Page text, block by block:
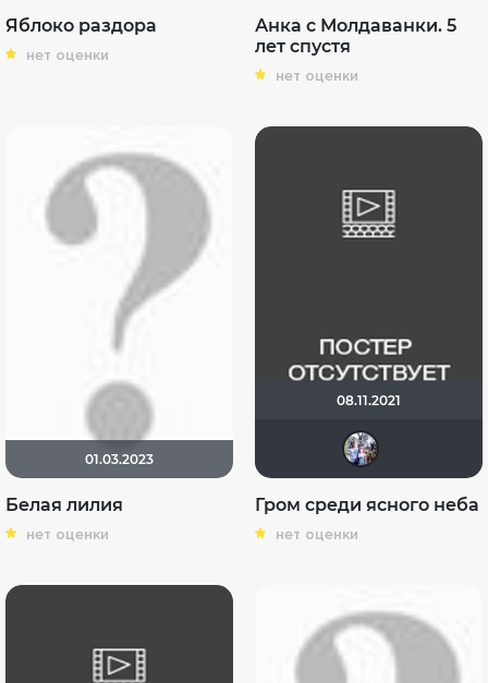
Яблоко раздора
нет оценки
Анка с Молдаванки. 5
лет спустя
нет оценки
01.03.2023
Белая лилия
нет оценки
08.11.2021
Гром среди ясного неба
нет оценки